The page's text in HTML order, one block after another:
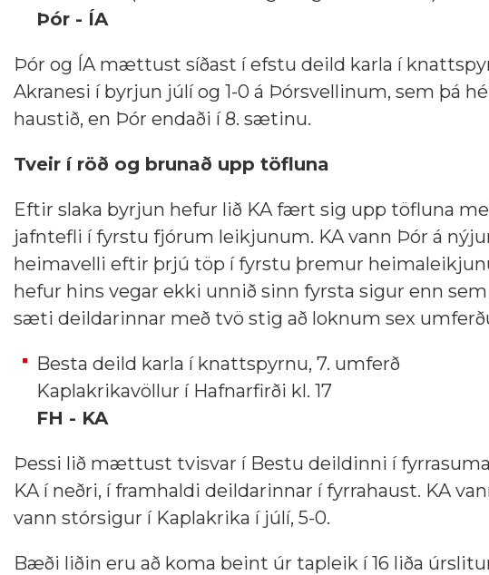
Þór - ÍA
Þór og ÍA mættust síðast í efstu deild karla í
Akranesi í byrjun júlí og 1-0 á Þórsvellinum, sem þá
haustið, en Þór endaði í 8. sætinu.
Tveir í röð og brunað upp töfluna
Eftir slaka byrjun hefur lið KA fært sig upp töfluna
jafntefli í fyrstu fjórum leikjunum. KA vann Þór á
heimavelli eftir þrjú töp í fyrstu þremur
hefur hins vegar ekki unnið sinn fyrsta sigur enn
sæti deildarinnar með tvö stig að loknum sex
Besta deild karla í knattspyrnu, 7. umferð
Kaplakrikavöllur í Hafnarfirði kl. 17
FH - KA
Þessi lið mættust tvisvar í Bestu deildinni í
KA í neðri, í framhaldi deildarinnar í fyrrahaust. KA
vann stórsigur í Kaplakrika í júlí, 5-0.
Bæði liðin eru að koma beint úr tapleik í 16 liða